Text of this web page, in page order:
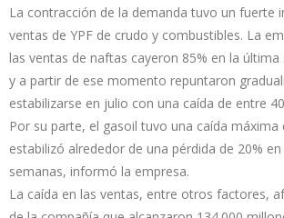
La contracción de la demanda tuvo un fuerte
ventas de YPF de crudo y combustibles. La
las ventas de naftas cayeron 85% en la
y a partir de ese momento repuntaron
estabilizarse en julio con una caída de entre
Por su parte, el gasoil tuvo una caída máxima
estabilizó alrededor de una pérdida de 20%
semanas, informó la empresa.
La caída en las ventas, entre otros factores,